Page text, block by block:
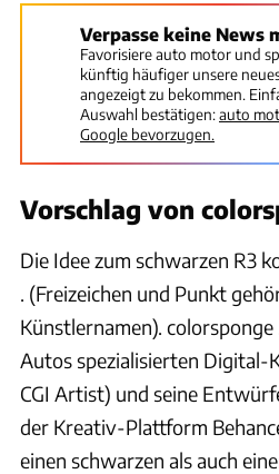
Verpasse keine News
Favorisiere auto motor und
künftig häufiger unsere
angezeigt zu bekommen.
Auswahl bestätigen:auto
Google bevorzugen.
Vorschlag von
Die Idee zum schwarzen R3
. (Freizeichen und Punkt
Künstlernamen). colorsponge
Autos spezialisierten
CGI Artist) und seine
der Kreativ-Plattform
einen schwarzen als auch